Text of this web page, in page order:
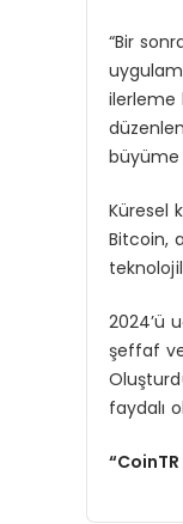
“Bir
ilerleme
büyüme
Küresel
Bitcoin,
2024’ü
şeffaf
faydalı
“